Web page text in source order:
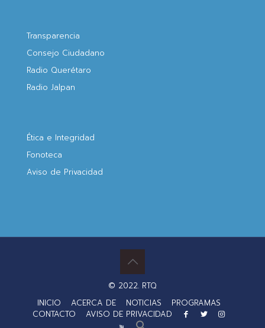
Transparencia
Consejo Ciudadano
Radio Querétaro
Radio Jalpan
Ética e Integridad
Fonoteca
Aviso de Privacidad
© 2022. RTQ
INICIO
ACERCA DE NOTICIAS
PROGRAMAS
CONTACTO
AVISO DE PRIVACIDAD